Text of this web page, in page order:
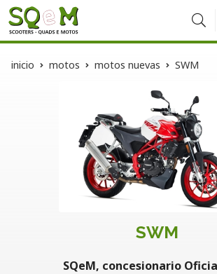
Buscar
inicio motos motos nuevas SWM
SWM
SQeM, concesionario